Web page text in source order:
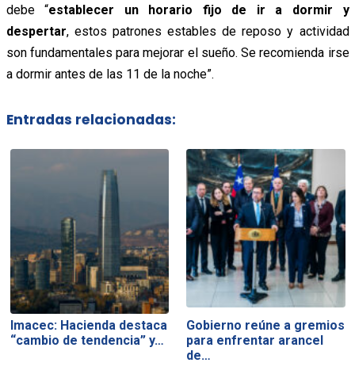
debe “establecer un horario fijo de ir a dormir y
despertar, estos patrones estables de reposo y actividad
son fundamentales para mejorar el sueño. Se recomienda irse
a dormir antes de las 11 de la noche”.
Entradas relacionadas:
Imacec: Hacienda destaca
“cambio de tendencia” y…
Gobierno reúne a gremios
para enfrentar arancel
de…